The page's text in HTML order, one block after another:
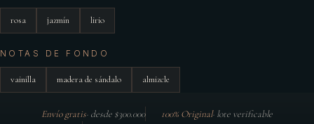
rosa jazmín lirio
NOTAS DE FONDO
vainilla madera de sándalo almizcle
Envío gratis· desde $300.000 100% Original· lote verificable